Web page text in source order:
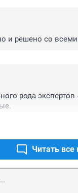
и решено со
рода экспертов
Читать